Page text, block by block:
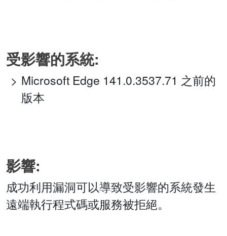
受影響的系統:
Microsoft Edge 141.0.3537.71 之前的
版本
影響:
成功利用漏洞可以導致受影響的系統發生
遠端執行程式碼或服務被拒絕。